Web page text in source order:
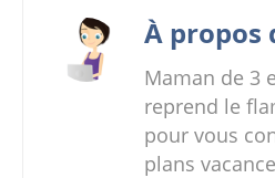
À propos
Maman de 3
reprend le
pour vous
plans